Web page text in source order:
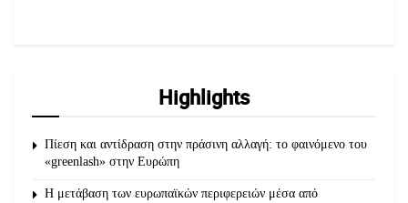
Highlights
Πίεση και αντίδραση στην πράσινη αλλαγή: το φαινόμενο του
«greenlash» στην Ευρώπη
Η μετάβαση των ευρωπαϊκών περιφερειών μέσα από